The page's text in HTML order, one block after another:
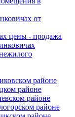
от
цены - продажа
районе
районе
районе
районе